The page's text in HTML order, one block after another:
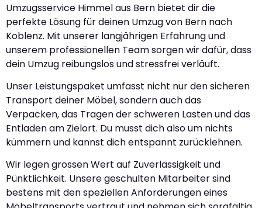
Umzugsservice Himmel aus Bern bietet dir die
perfekte Lösung für deinen Umzug von Bern nach
Koblenz. Mit unserer langjährigen Erfahrung und
unserem professionellen Team sorgen wir dafür, dass
dein Umzug reibungslos und stressfrei verläuft.
Unser Leistungspaket umfasst nicht nur den sicheren
Transport deiner Möbel, sondern auch das
Verpacken, das Tragen der schweren Lasten und das
Entladen am Zielort. Du musst dich also um nichts
kümmern und kannst dich entspannt zurücklehnen.
Wir legen grossen Wert auf Zuverlässigkeit und
Pünktlichkeit. Unsere geschulten Mitarbeiter sind
bestens mit den speziellen Anforderungen eines